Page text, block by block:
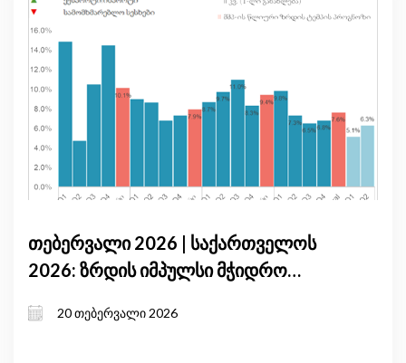
თებერვალი 2026 | საქართველოს
2026: ზრდის იმპულსი მჭიდრო
საგარეო არასტაბილურობის ფონზე
20 თებერვალი 2026